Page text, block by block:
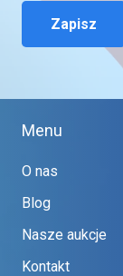
Zapisz
Menu
O nas
Blog
Nasze aukcje
Kontakt